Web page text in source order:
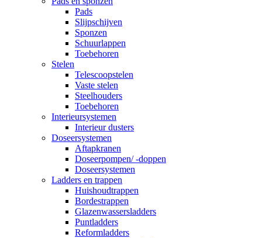
Pads
Slijpschijven
Sponzen
Schuurlappen
Toebehoren
Stelen
Telescoopstelen
Vaste stelen
Steelhouders
Toebehoren
Interieursystemen
Interieur dusters
Doseersystemen
Aftapkranen
Doseerpompen/ -doppen
Doseersystemen
Ladders en trappen
Huishoudtrappen
Bordestrappen
Glazenwassersladders
Puntladders
Reformladders